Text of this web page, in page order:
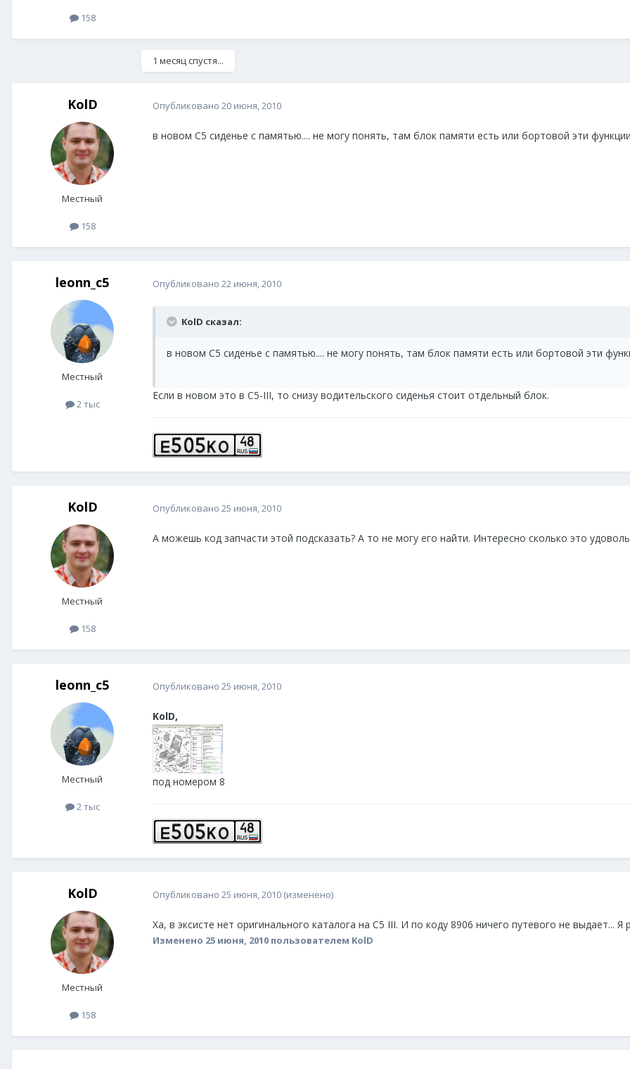
158
1 месяц спустя...
KolD
Местный
158
Опубликовано 20 июня, 2010
в новом С5 сиденье с памятью.... не могу понять, там блок памяти есть или бортовой эти
leonn_c5
Местный
2 тыс
Опубликовано 22 июня, 2010
KolD сказал:
в новом С5 сиденье с памятью.... не могу понять, там блок памяти есть или бортовой эти
Если в новом это в C5-III, то снизу водительского сиденья стоит отдельный блок.
KolD
Местный
158
Опубликовано 25 июня, 2010
А можешь код запчасти этой подсказать? А то не могу его найти. Интересно сколько это
leonn_c5
Местный
2 тыс
Опубликовано 25 июня, 2010
KolD,
под номером 8
KolD
Местный
158
Опубликовано 25 июня, 2010 (изменено)
Ха, в эксисте нет оригинального каталога на С5 III. И по коду 8906 ничего путевого не выдает... Я
Изменено 25 июня, 2010 пользователем KolD